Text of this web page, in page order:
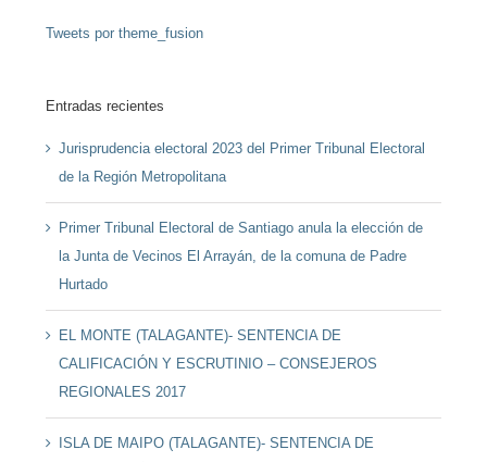
Tweets por theme_fusion
Entradas recientes
Jurisprudencia electoral 2023 del Primer Tribunal Electoral
de la Región Metropolitana
Primer Tribunal Electoral de Santiago anula la elección de
la Junta de Vecinos El Arrayán, de la comuna de Padre
Hurtado
EL MONTE (TALAGANTE)- SENTENCIA DE
CALIFICACIÓN Y ESCRUTINIO – CONSEJEROS
REGIONALES 2017
ISLA DE MAIPO (TALAGANTE)- SENTENCIA DE